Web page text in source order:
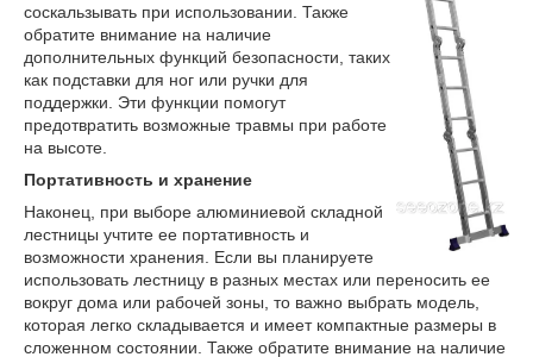
соскальзывать при использовании. Также
обратите внимание на наличие
дополнительных функций безопасности, таких
как подставки для ног или ручки для
поддержки. Эти функции помогут
предотвратить возможные травмы при работе
на высоте.
Портативность и хранение
Наконец, при выборе алюминиевой складной
лестницы учтите ее портативность и
возможности хранения. Если вы планируете
использовать лестницу в разных местах или переносить ее
вокруг дома или рабочей зоны, то важно выбрать модель,
которая легко складывается и имеет компактные размеры в
сложенном состоянии. Также обратите внимание на наличие